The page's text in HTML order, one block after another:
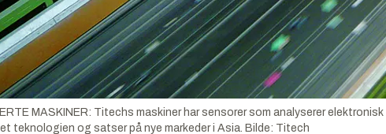
MASKINER: Titechs maskiner har sensorer som analyserer
teknologien og satser på nye markeder i Asia. Bilde: Titech